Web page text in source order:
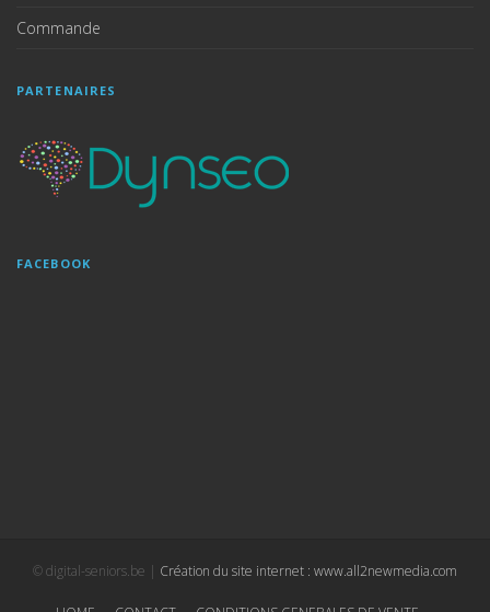
Commande
PARTENAIRES
FACEBOOK
© digital-seniors.be | Création du site internet : www.all2newmedia.com